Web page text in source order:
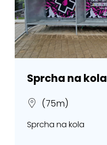
Sprcha na kola
(75m)
Sprcha na kola